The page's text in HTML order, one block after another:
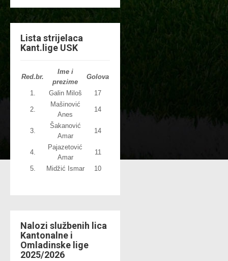
Lista strijelaca
Kant.lige USK
Red.br.
Ime i
prezime
Golova
1. Galin Miloš 17
2.
Mašinović
Anes
14
3.
Šakanović
Amar
14
4.
Pajazetović
Amar
11
5. Midžić Ismar 10
Nalozi službenih lica
Kantonalne i
Omladinske lige
2025/2026